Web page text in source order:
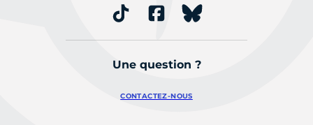
Une question ?
CONTACTEZ-NOUS